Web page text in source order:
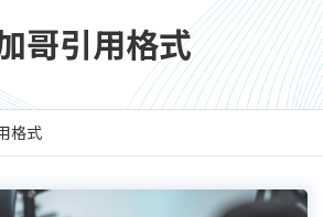
哥引用格式
格式